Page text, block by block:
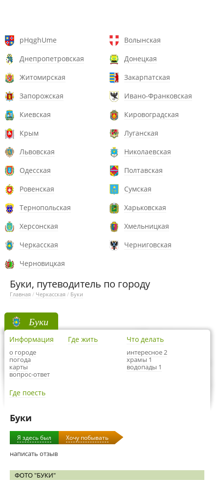
pHqghUme
Волынская
Днепропетровская
Донецкая
Житомирская
Закарпатская
Запорожская
Ивано-Франковская
Киевская
Кировоградская
Крым
Луганская
Львовская
Николаевская
Одесская
Полтавская
Ровенская
Сумская
Тернопольская
Харьковская
Херсонская
Хмельницкая
Черкасская
Черниговская
Черновицкая
Буки, путеводитель по городу
Главная / Черкасская / Буки
Буки
Информация
о городе
погода
карты
вопрос-ответ
Где жить Что делать
интересное 2
храмы 1
водопады 1
Где поесть
Буки
Я здесь был Хочу побывать
написать отзыв
ФОТО "БУКИ"